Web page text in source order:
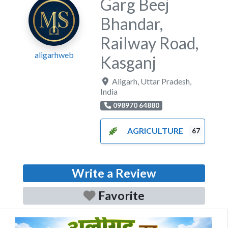
aligarhweb
Garg Beej
Bhandar,
Railway Road,
Kasganj
Aligarh Uttar Pradesh
India
098970 64880
AGRICULTURE 67
Write a Review
Favorite